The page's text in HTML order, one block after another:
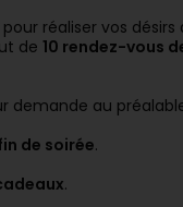
réaliser vos
de 10 rendez-vous
demande au
de soirée.
.